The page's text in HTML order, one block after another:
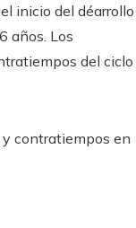
inicio del déarrollo
años. Los
del ciclo